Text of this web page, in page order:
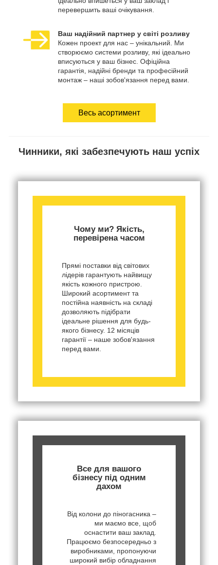
перевершить ваші очікування.
Ваш надійний партнер у світі розливу
Кожен проект для нас – унікальний. Ми
створюємо системи розливу, які ідеально
вписуються у ваш бізнес. Офіційна
гарантія, надійні бренди та професійний
монтаж – наші зобов'язання перед вами.
Весь асортимент
Чинники, які забезпечують наш успіх
Чому ми? Якість,
перевірена часом
Прямі поставки від світових
лідерів гарантують найвищу
якість кожного пристрою.
Широкий асортимент та
постійна наявність на складі
дозволяють підібрати
ідеальне рішення для будь-
якого бізнесу. 12 місяців
гарантії – наше зобов'язання
перед вами.
Все для вашого
бізнесу під одним
дахом
Від колони до піногасника –
ми маємо все, щоб
оснастити ваш заклад.
Працюємо безпосередньо з
виробниками, пропонуючи
широкий вибір обладнання